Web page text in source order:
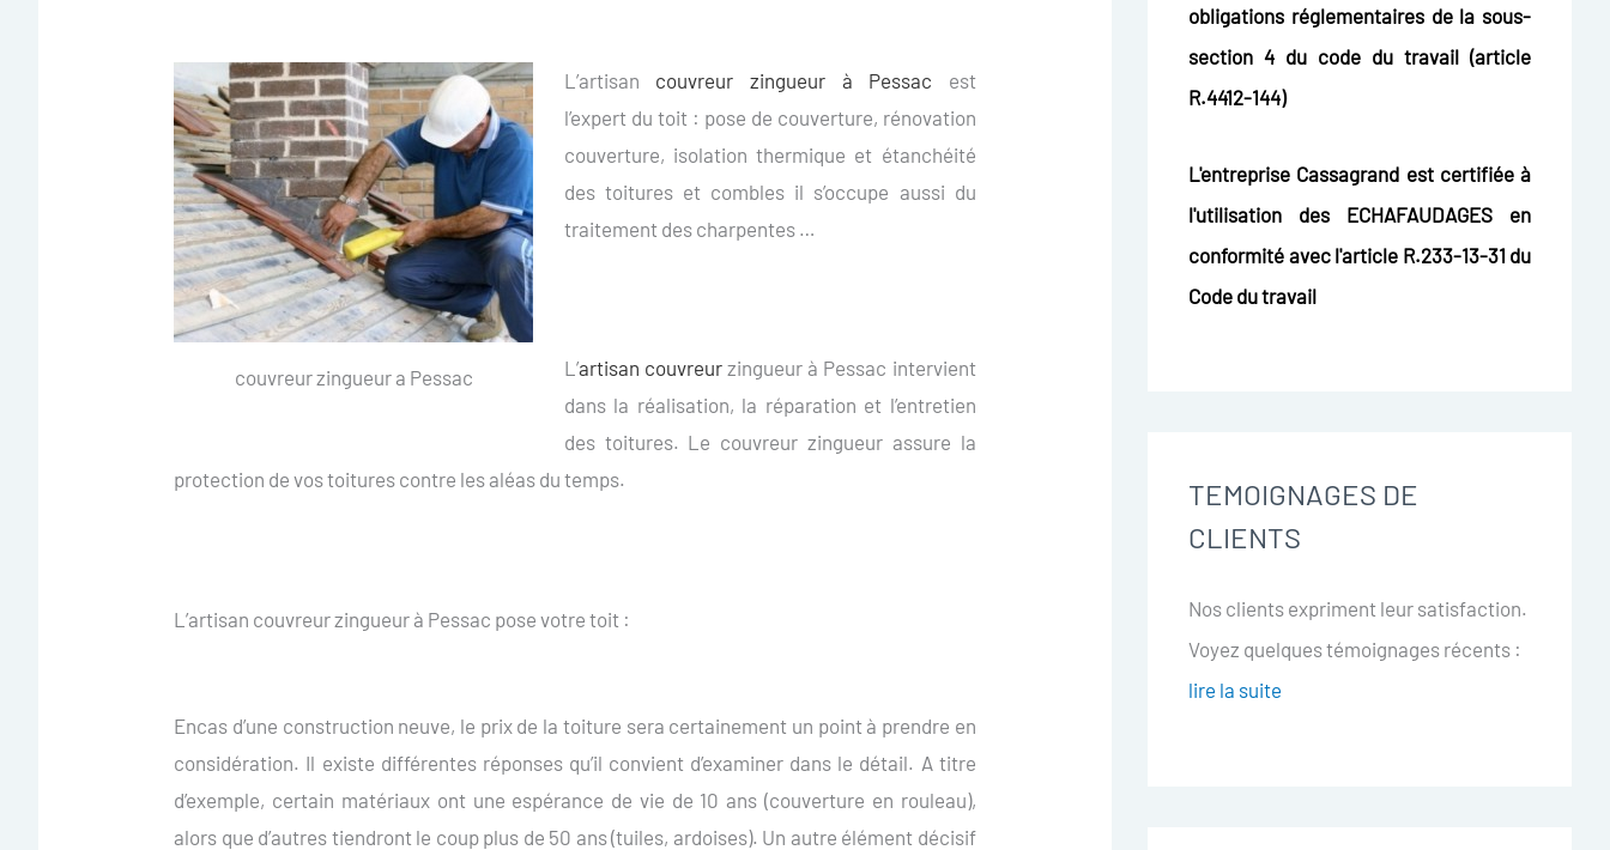
couvreur zingueur a Pessac
L’artisan couvreur zingueur à Pessac
est
l’expert du toit : pose de couverture, rénovation
couverture, isolation thermique et étanchéité
des toitures et combles il s’occupe aussi du
traitement des charpentes …
L’artisan couvreur zingueur à Pessac intervient
dans la réalisation, la réparation et l’entretien
des toitures. Le couvreur zingueur assure la
protection de vos toitures contre les aléas du temps.
L’artisan couvreur zingueur à Pessac pose votre toit :
Encas d’une construction neuve, le prix de la toiture sera certainement un point à prendre en
considération. Il existe différentes réponses qu’il convient d’examiner dans le détail. A titre
d’exemple, certain matériaux ont une espérance de vie de 10 ans (couverture en rouleau),
alors que d’autres tiendront le coup plus de 50 ans (tuiles, ardoises). Un autre élément décisif
obligations réglementaires de la sous-
section 4 du code du travail (article
R.4412-144)
L'entreprise Cassagrand est certifiée à
l'utilisation des ECHAFAUDAGES en
conformité avec l'article R.233-13-31 du
Code du travail
TEMOIGNAGES DE
CLIENTS
Nos clients expriment leur satisfaction.
Voyez quelques témoignages récents :
lire la suite